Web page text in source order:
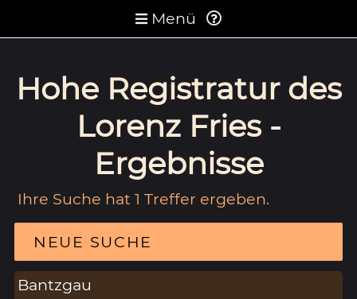
Menü
Hohe Registratur des
Lorenz Fries -
Ergebnisse
Ihre Suche hat 1 Treffer ergeben.
NEUE SUCHE
Bantzgau